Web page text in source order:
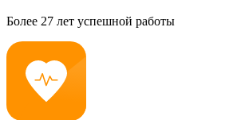
Более 27 лет успешной работы